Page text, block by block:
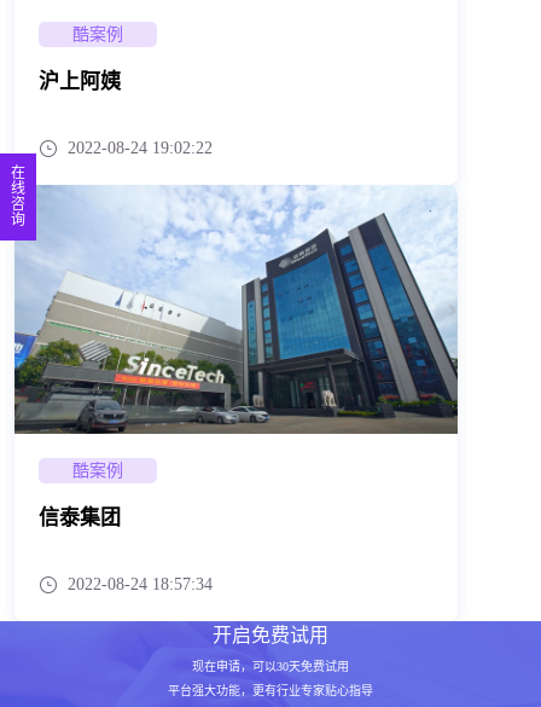
酷案例
沪上阿姨
2022-08-24 19:02:22
酷案例
信泰集团
2022-08-24 18:57:34
开启免费试用
现在申请，可以30天免费试用
平台强大功能，更有行业专家贴心指导
在
线
咨
询